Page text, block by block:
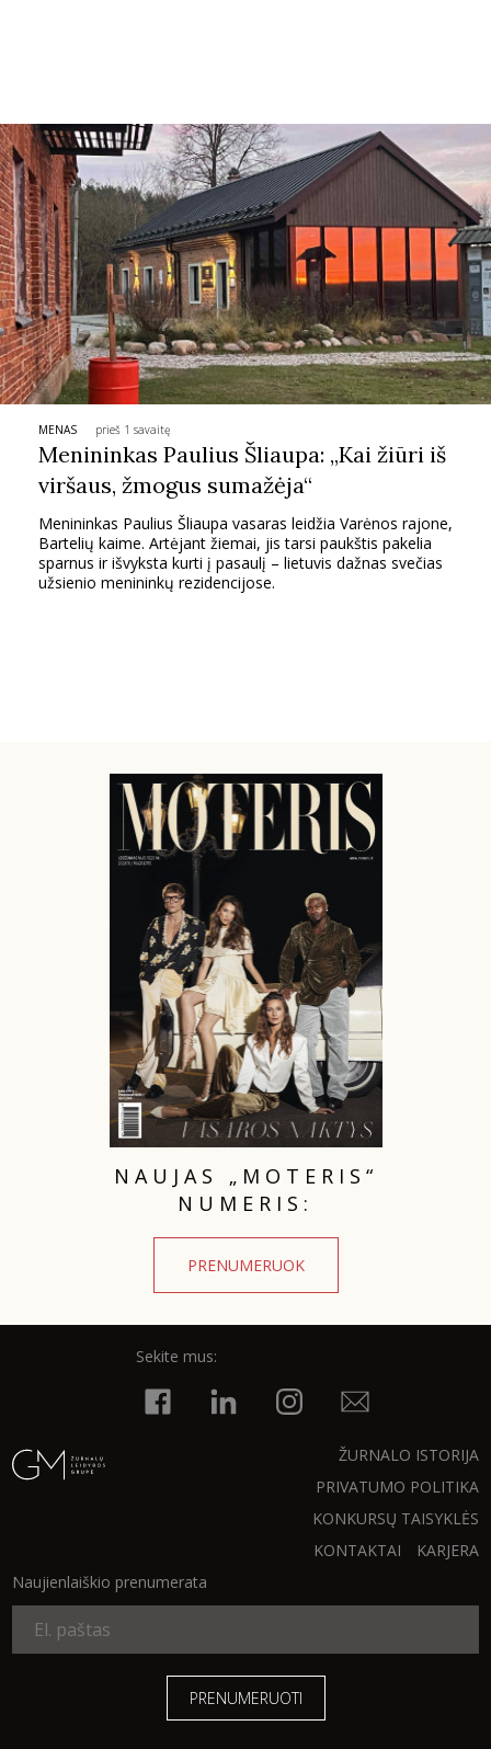
MENAS prieš 1 savaitę
Menininkas Paulius Šliaupa: „Kai žiūri iš
viršaus, žmogus sumažėja“
Menininkas Paulius Šliaupa vasaras leidžia Varėnos rajone,
Bartelių kaime. Artėjant žiemai, jis tarsi paukštis pakelia
sparnus ir išvyksta kurti į pasaulį – lietuvis dažnas svečias
užsienio menininkų rezidencijose.
NAUJAS „MOTERIS“
NUMERIS:
PRENUMERUOK
Sekite mus:
ŽURNALO ISTORIJA
PRIVATUMO POLITIKA
KONKURSŲ TAISYKLĖS
KARJERA
KONTAKTAI
Naujienlaiškio prenumerata